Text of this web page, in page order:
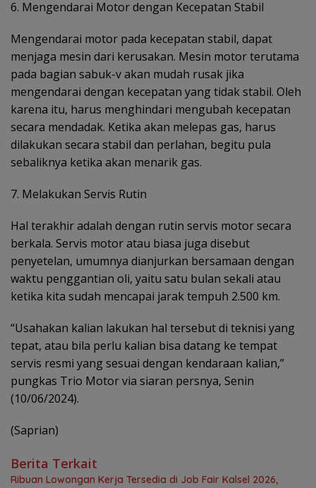
6. Mengendarai Motor dengan Kecepatan Stabil
Mengendarai motor pada kecepatan stabil, dapat
menjaga mesin dari kerusakan. Mesin motor terutama
pada bagian sabuk-v akan mudah rusak jika
mengendarai dengan kecepatan yang tidak stabil. Oleh
karena itu, harus menghindari mengubah kecepatan
secara mendadak. Ketika akan melepas gas, harus
dilakukan secara stabil dan perlahan, begitu pula
sebaliknya ketika akan menarik gas.
7. Melakukan Servis Rutin
Hal terakhir adalah dengan rutin servis motor secara
berkala. Servis motor atau biasa juga disebut
penyetelan, umumnya dianjurkan bersamaan dengan
waktu penggantian oli, yaitu satu bulan sekali atau
ketika kita sudah mencapai jarak tempuh 2.500 km.
“Usahakan kalian lakukan hal tersebut di teknisi yang
tepat, atau bila perlu kalian bisa datang ke tempat
servis resmi yang sesuai dengan kendaraan kalian,”
pungkas Trio Motor via siaran persnya, Senin
(10/06/2024).
(Saprian)
Berita Terkait
Ribuan Lowongan Kerja Tersedia di Job Fair Kalsel 2026,